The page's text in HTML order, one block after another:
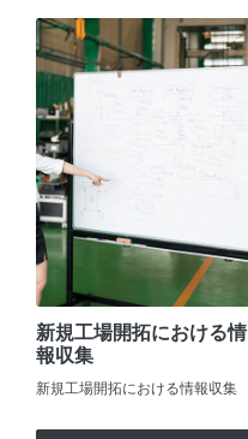
新規工場開拓における情
報収集
新規工場開拓における情報収集